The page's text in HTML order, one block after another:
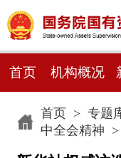
首页 机构概况
首页> 专题
中全会精神 >